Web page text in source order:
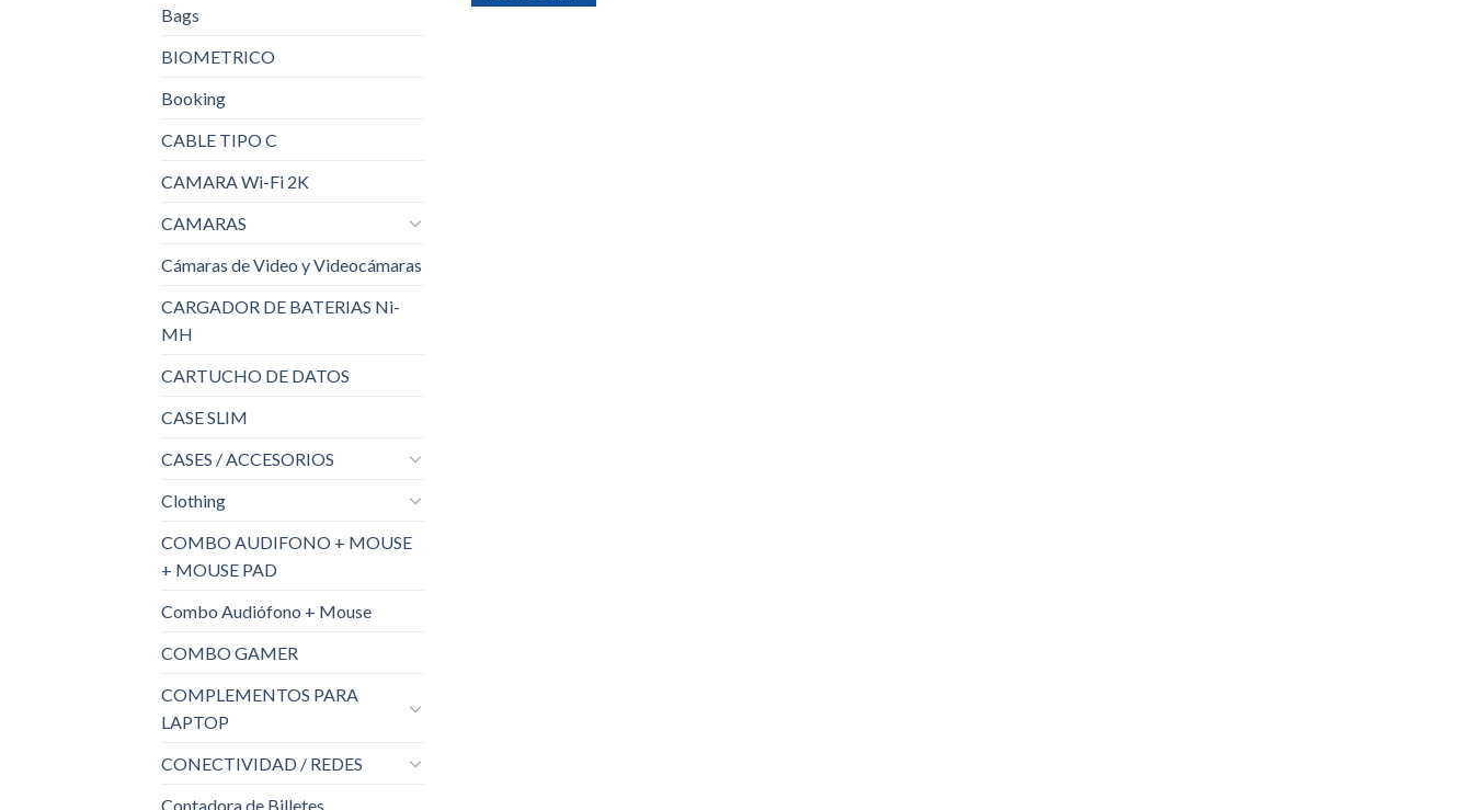
Bags
BIOMETRICO
Booking
CABLE TIPO C
CAMARA Wi-Fi 2K
CAMARAS
Cámaras de Video y Videocámaras
CARGADOR DE BATERIAS Ni-
MH
CARTUCHO DE DATOS
CASE SLIM
CASES / ACCESORIOS
Clothing
COMBO AUDIFONO + MOUSE
+ MOUSE PAD
Combo Audiófono + Mouse
COMBO GAMER
COMPLEMENTOS PARA
LAPTOP
CONECTIVIDAD / REDES
Contadora de Billetes